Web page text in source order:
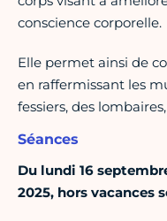
conscience corporelle.
Elle permet ainsi de
en raffermissant les
fessiers, des
Séances
Du lundi 16
2025, hors vacances